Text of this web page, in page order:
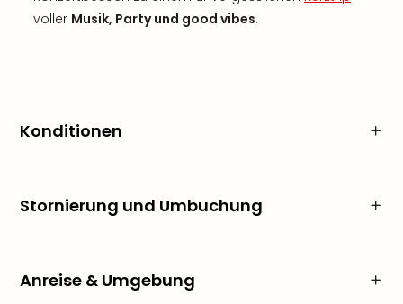
voller Musik, Party und good vibes.
Konditionen
Stornierung und Umbuchung
Anreise & Umgebung